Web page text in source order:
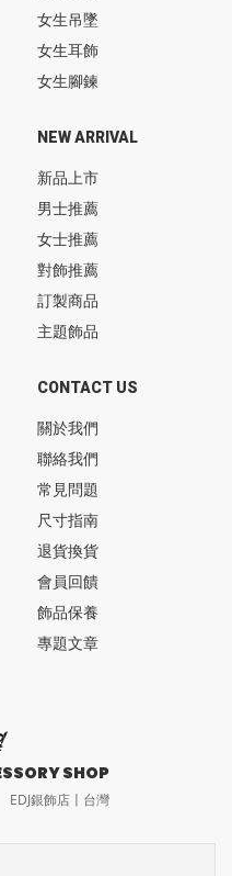
女生吊墜
女生耳飾
女生腳鍊
NEW ARRIVAL
新品上市
男士推薦
女士推薦
對飾推薦
訂製商品
主題飾品
CONTACT US
關於我們
聯絡我們
常見問題
尺寸指南
退貨換貨
會員回饋
飾品保養
專題文章
SHOP
EDJ銀飾店〡台灣